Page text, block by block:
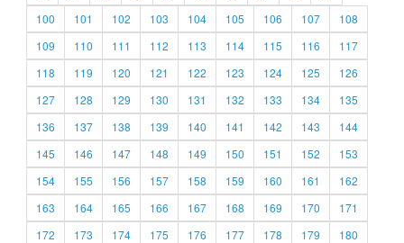
100
101 102 103 104 105 106 107
108
109
110 111 112 113 114 115 116
117
118
119 120 121 122 123 124 125
126
127
128 129 130 131 132 133 134
135
136
137 138 139 140 141 142 143
144
145
146 147 148 149 150 151 152
153
154
155 156 157 158 159 160 161
162
163
164 165 166 167 168 169 170
171
172
173 174 175 176 177 178 179
180